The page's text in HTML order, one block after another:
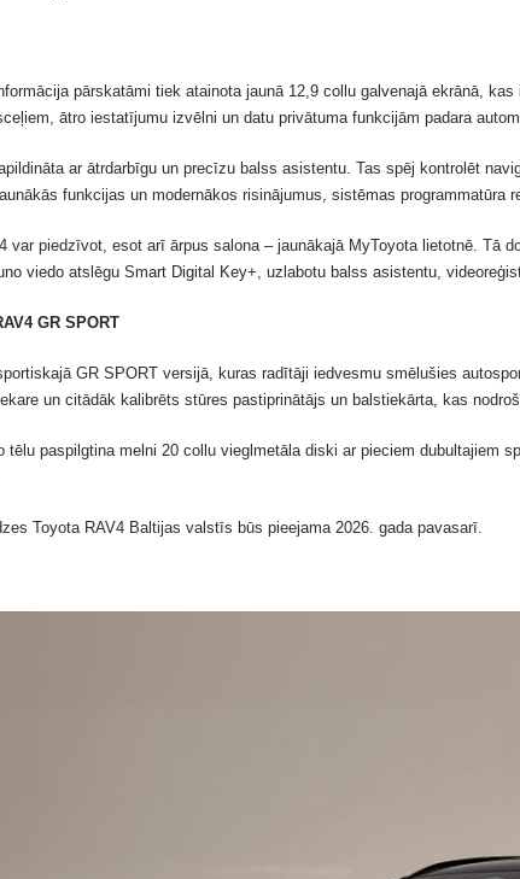
pārskatāmi tiek atainota jaunā 12,9 collu galvenajā ekrānā,
ātro iestatījumu izvēlni un datu privātuma funkcijām padara
ar ātrdarbīgu un precīzu balss asistentu. Tas spēj kontrolēt
funkcijas un modernākos risinājumus, sistēmas programmatūra
var piedzīvot, esot arī ārpus salona – jaunākajā MyToyota lietotnē. Tā
viedo atslēgu Smart Digital Key+, uzlabotu balss asistentu,
GR SPORT
GR SPORT versijā, kuras radītāji iedvesmu smēlušies
un citādāk kalibrēts stūres pastiprinātājs un balstiekārta, kas
tēlu paspilgtina melni 20 collu vieglmetāla diski ar pieciem
Toyota RAV4 Baltijas valstīs būs pieejama 2026. gada pavasarī.